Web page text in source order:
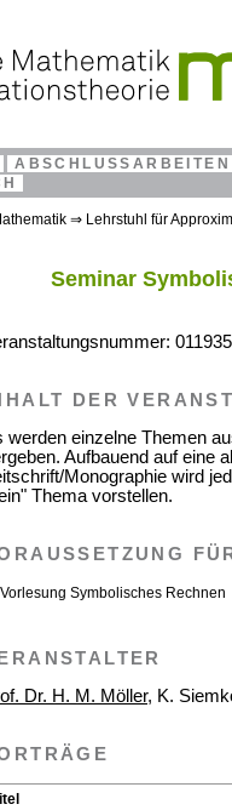
ABSCHLUSSARBEITEN
⇒ Lehrstuhl für
Seminar
011935
DER
werden einzelne Themen
Aufbauend auf eine
Monographie wird
Thema vorstellen.
Vorlesung Symbolisches Rechnen
Dr. H. M. Möller, K.